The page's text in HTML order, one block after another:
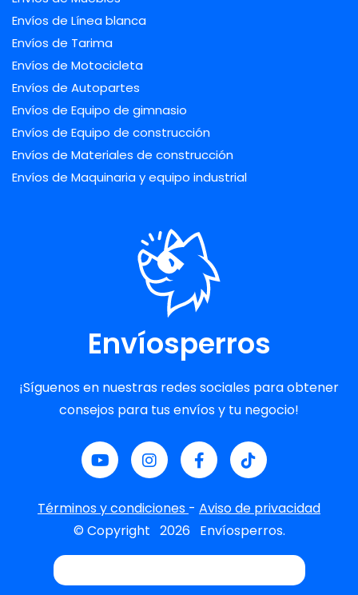
Envíos de Línea blanca
Envíos de Tarima
Envíos de Motocicleta
Envíos de Autopartes
Envíos de Equipo de gimnasio
Envíos de Equipo de construcción
Envíos de Materiales de construcción
Envíos de Maquinaria y equipo industrial
Envíosperros
¡Síguenos en nuestras redes sociales para obtener
consejos para tus envíos y tu negocio!
Términos y condiciones - Aviso de privacidad
© Copyright 2026 Envíosperros.